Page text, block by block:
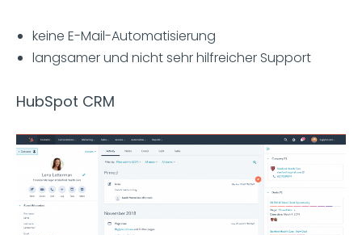
keine E-Mail-Automatisierung
langsamer und nicht sehr hilfreicher Support
HubSpot CRM